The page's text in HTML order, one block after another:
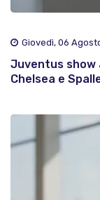
Giovedì, 06
Juventus show
Chelsea e